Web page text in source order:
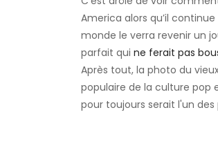
America alors qu’il
monde le verra revenir un
parfait qui ne ferait pas
Après tout, la photo du
populaire de la culture pop
pour toujours serait l'un